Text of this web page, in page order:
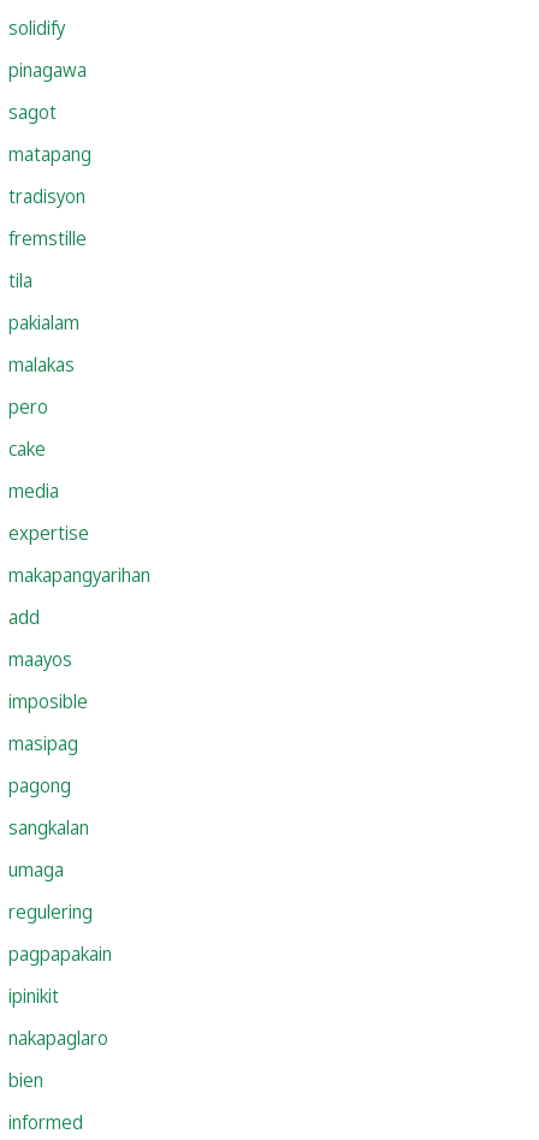
solidify
pinagawa
sagot
matapang
tradisyon
fremstille
tila
pakialam
malakas
pero
cake
media
expertise
makapangyarihan
add
maayos
imposible
masipag
pagong
sangkalan
umaga
regulering
pagpapakain
ipinikit
nakapaglaro
bien
informed